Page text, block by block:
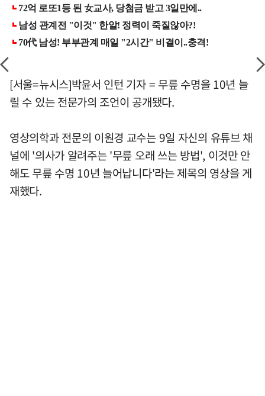
[서울=뉴시스]박윤서 인턴 기자 = 무릎 수명을 10년 늘
릴 수 있는 전문가의 조언이 공개됐다.
영상의학과 전문의 이원경 교수는 9일 자신의 유튜브 채
널에 '의사가 알려주는 '무릎 오래 쓰는 방법', 이것만 안
해도 무릎 수명 10년 늘어납니다'라는 제목의 영상을 게
재했다.